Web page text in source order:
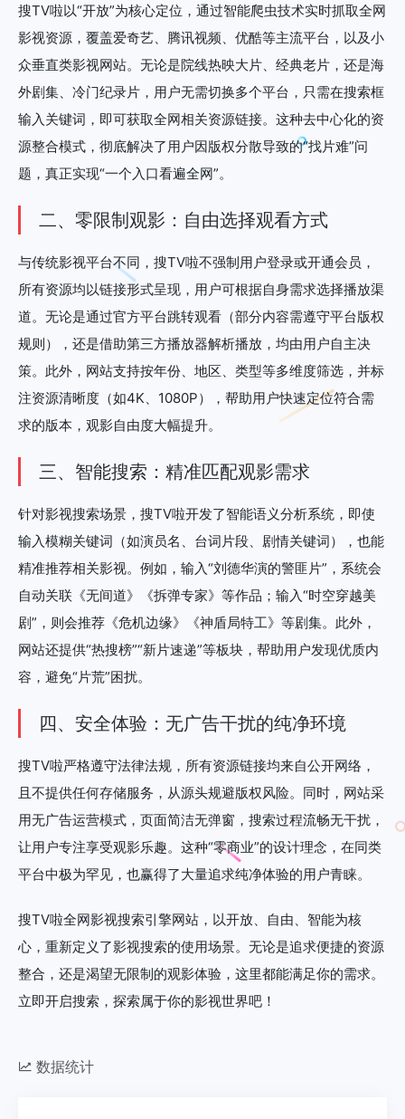
搜TV啦以“开放”为核心定位，通过智能爬虫技术实时抓取全网
影视资源，覆盖爱奇艺、腾讯视频、优酷等主流平台，以及小
众垂直类影视网站。无论是院线热映大片、经典老片，还是海
外剧集、冷门纪录片，用户无需切换多个平台，只需在搜索框
输入关键词，即可获取全网相关资源链接。这种去中心化的资
源整合模式，彻底解决了用户因版权分散导致的“找片难”问
题，真正实现“一个入口看遍全网”。
二、零限制观影：自由选择观看方式
与传统影视平台不同，搜TV啦不强制用户登录或开通会员，
所有资源均以链接形式呈现，用户可根据自身需求选择播放渠
道。无论是通过官方平台跳转观看（部分内容需遵守平台版权
规则），还是借助第三方播放器解析播放，均由用户自主决
策。此外，网站支持按年份、地区、类型等多维度筛选，并标
注资源清晰度（如4K、1080P），帮助用户快速定位符合需
求的版本，观影自由度大幅提升。
三、智能搜索：精准匹配观影需求
针对影视搜索场景，搜TV啦开发了智能语义分析系统，即使
输入模糊关键词（如演员名、台词片段、剧情关键词），也能
精准推荐相关影视。例如，输入“刘德华演的警匪片”，系统会
自动关联《无间道》《拆弹专家》等作品；输入“时空穿越美
剧”，则会推荐《危机边缘》《神盾局特工》等剧集。此外，
网站还提供“热搜榜”“新片速递”等板块，帮助用户发现优质内
容，避免“片荒”困扰。
四、安全体验：无广告干扰的纯净环境
搜TV啦严格遵守法律法规，所有资源链接均来自公开网络，
且不提供任何存储服务，从源头规避版权风险。同时，网站采
用无广告运营模式，页面简洁无弹窗，搜索过程流畅无干扰，
让用户专注享受观影乐趣。这种“零商业”的设计理念，在同类
平台中极为罕见，也赢得了大量追求纯净体验的用户青睐。
搜TV啦全网影视搜索引擎网站，以开放、自由、智能为核
心，重新定义了影视搜索的使用场景。无论是追求便捷的资源
整合，还是渴望无限制的观影体验，这里都能满足你的需求。
立即开启搜索，探索属于你的影视世界吧！
数据统计